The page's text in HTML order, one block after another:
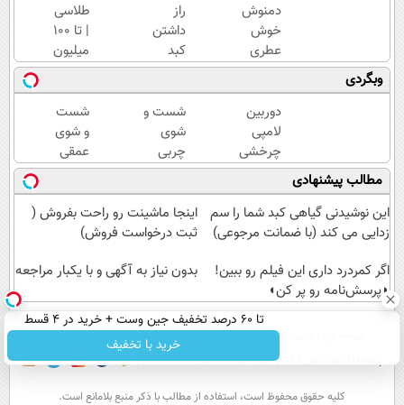
دمنوش
خوش
عطری
که برای
درمان
کبدچرب
معجزه
میکنه
راز
داشتن
کبد
سالم!
دمنوش
10
تخفیف)
طلاسی
| تا 100
میلیون
وام
آنی
خرید
طلا💰
ثبت
نام
کن!
وبگردی
دوربین
لامپی
چرخشی
360
درجه
فقط
امروز
شد🔥
پرداخت
درب
منزل
شست و
شوی
چربی
های کبد
با
نوشیدنی
گیاهی(55%تخفیف)
شست
و شوی
عمقی
کبد با
دمنوش
سم
زدای
مطالب پیشنهادی
این نوشیدنی گیاهی کبد شما را سم
زدایی می کند (با ضمانت مرجوعی)
اینجا ماشینت رو راحت بفروش (
ثبت درخواست فروش)
اگر کمردرد داری این فیلم رو ببین!
◗پرسش‌نامه رو پر کن◖
بدون نیاز به آگهی و با یکبار مراجعه
تا 60 درصد تخفیف جین وست + خرید در 4 قسط
خرید با تخفیف
عصر ایران۲ درباره عصرایران تماس با ما
آب و هوا اوقات شرعی سواد زندگی
كليه حقوق محفوظ است، استفاده از مطالب با ذكر منبع بلامانع است.